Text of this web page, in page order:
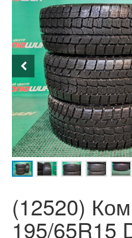
(12520)
195/65R15